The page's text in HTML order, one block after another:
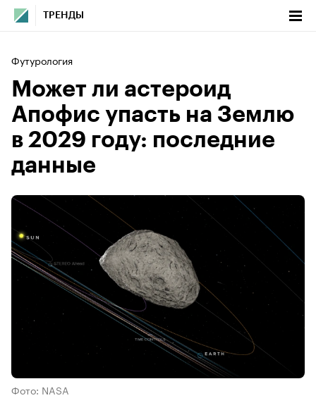
ТРЕНДЫ
Футурология
Может ли астероид
Апофис упасть на Землю
в 2029 году: последние
данные
Фото: NASA